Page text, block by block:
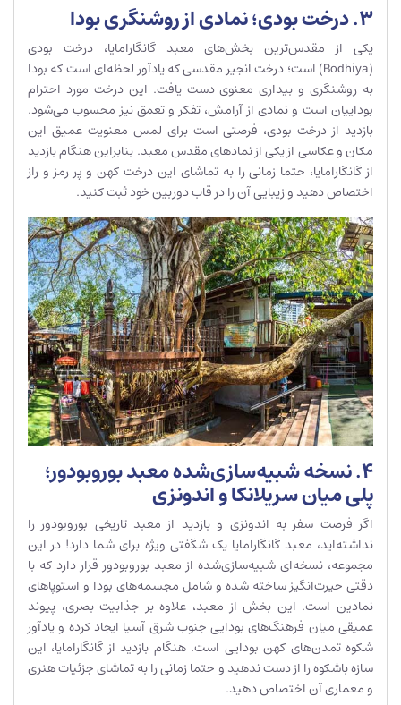
۳. درخت بودی؛ نمادی از روشنگری بودا
یکی از مقدس‌ترین بخش‌های معبد گانگارامایا، درخت بودی
(Bodhiya) است؛ درخت انجیر مقدسی که یادآور لحظه‌ای است که بودا
به روشنگری و بیداری معنوی دست یافت. این درخت مورد احترام
بوداییان است و نمادی از آرامش، تفکر و تعمق نیز محسوب می‌شود.
بازدید از درخت بودی، فرصتی است برای لمس معنویت عمیق این
مکان و عکاسی از یکی از نمادهای مقدس معبد. بنابراین هنگام بازدید
از گانگارامایا، حتما زمانی را به تماشای این درخت کهن و پر رمز و راز
اختصاص دهید و زیبایی آن را در قاب دوربین خود ثبت کنید.
۴. نسخه شبیه‌سازی‌شده معبد بوروبودور؛
پلی میان سریلانکا و اندونزی
اگر فرصت سفر به اندونزی و بازدید از معبد تاریخی بوروبودور را
نداشته‌اید، معبد گانگارامایا یک شگفتی ویژه برای شما دارد! در این
مجموعه، نسخه‌ای شبیه‌سازی‌شده از معبد بوروبودور قرار دارد که با
دقتی حیرت‌انگیز ساخته شده و شامل مجسمه‌های بودا و استوپاهای
نمادین است. این بخش از معبد، علاوه بر جذابیت بصری، پیوند
عمیقی میان فرهنگ‌های بودایی جنوب شرق آسیا ایجاد کرده و یادآور
شکوه تمدن‌های کهن بودایی است. هنگام بازدید از گانگارامایا، این
سازه باشکوه را از دست ندهید و حتما زمانی را به تماشای جزئیات هنری
و معماری آن اختصاص دهید.